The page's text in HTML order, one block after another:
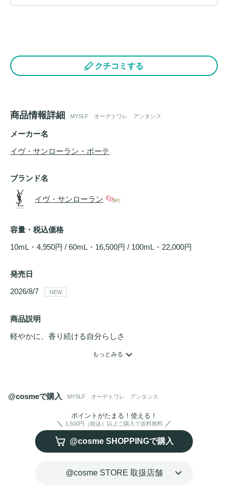
クチコミする
商品情報詳細 MYSLF オーデトワレ アンタンス
メーカー名
イヴ・サンローラン・ボーテ
ブランド名
イヴ・サンローラン
容量・税込価格
10mL・4,950円 / 60mL・16,500円 / 100mL・22,000円
発売日
2026/8/7
NEW
商品説明
軽やかに、香り続ける自分らしさ
それを「トップ」から大胆に解き放つよう設計された“ブラ
ックウッドアコード”が、纏ったその瞬間から鮮烈に香り立
そこに、肌に溶け込むスキン-ムスクが「第二の肌」のよう
に密着。心地よく自分らしさを引き立て、長時間*香り続け
もっとみる
@cosmeで購入 MYSLF オーデトワレ アンタンス
ポイントがたまる！使える！
1,500円（税込）以上ご購入で送料無料
@cosme SHOPPINGで購入
@cosme STORE 取扱店舗